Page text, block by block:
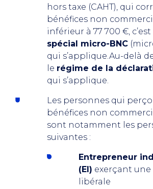
hors taxe (CAHT), qui
bénéfices non
inférieur à 77 700 €, c’est
spécial micro-BNC
qui s’applique.Au-delà
le régime de la
qui s’applique.
Les personnes qui
bénéfices non
sont notamment les
suivantes :
Entrepreneur
(EI) exerçant
libérale